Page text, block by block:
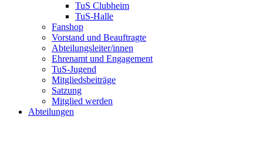
TuS Clubheim
TuS-Halle
Fanshop
Vorstand und Beauftragte
Abteilungsleiter/innen
Ehrenamt und Engagement
TuS-Jugend
Mitgliedsbeiträge
Satzung
Mitglied werden
Abteilungen